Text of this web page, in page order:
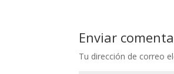
Enviar
Tu dirección de correo